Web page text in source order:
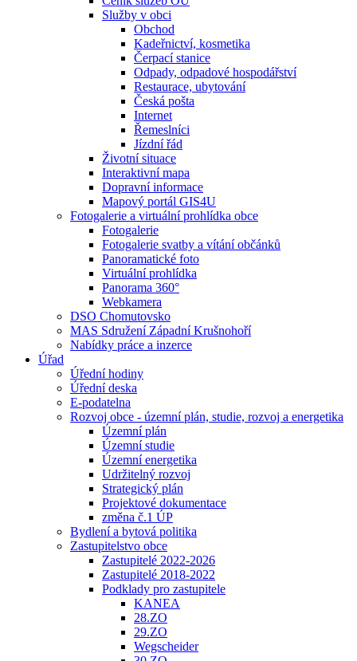
Služby v obci
Obchod
Kadeřnictví, kosmetika
Čerpací stanice
Odpady, odpadové hospodářství
Restaurace, ubytování
Česká pošta
Internet
Řemeslníci
Jízdní řád
Životní situace
Interaktivní mapa
Dopravní informace
Mapový portál GIS4U
Fotogalerie a virtuální prohlídka obce
Fotogalerie
Fotogalerie svatby a vítání občánků
Panoramatické foto
Virtuální prohlídka
Panorama 360°
Webkamera
DSO Chomutovsko
MAS Sdružení Západní Krušnohoří
Nabídky práce a inzerce
Úřad
Úřední hodiny
Úřední deska
E-podatelna
Rozvoj obce - územní plán, studie, rozvoj a energetika
Územní plán
Územní studie
Územní energetika
Udržitelný rozvoj
Strategický plán
Projektové dokumentace
změna č.1 ÚP
Bydlení a bytová politika
Zastupitelstvo obce
Zastupitelé 2022-2026
Zastupitelé 2018-2022
Podklady pro zastupitele
KANEA
28.ZO
29.ZO
Wegscheider